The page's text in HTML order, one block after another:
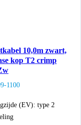
10,0m zwart,
kop T2 crimp
1100
(EV): type 2